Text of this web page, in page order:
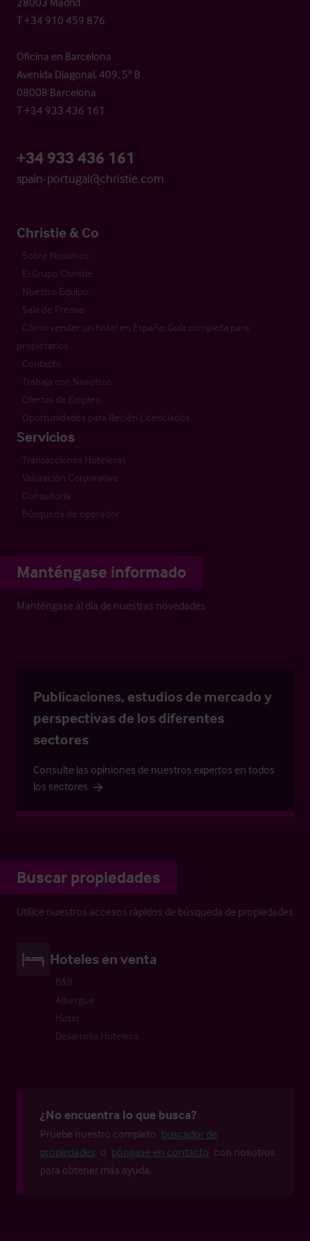
T +34 910 459 876
Oficina en Barcelona
Avenida Diagonal, 409, 5º B
08008 Barcelona
T +34 933 436 161
+34 933 436 161
spain-portugal@christie.com
Christie & Co
Sobre Nosotros
El Grupo Christie
Nuestro Equipo
Sala de Prensa
Cómo vender un hotel en España: Guía completa para
propietarios
Contacto
Trabaja con Nosotros
Ofertas de Empleo
Oportunidades para Recién Licenciados
Servicios
Transacciones Hoteleras
Valoración Corporativa
Consultoría
Búsqueda de operador
Manténgase informado
Manténgase al día de nuestras novedades
Publicaciones, estudios de mercado y
perspectivas de los diferentes
sectores
Consulte las opiniones de nuestros expertos en todos
los sectores
Buscar propiedades
Utilice nuestros accesos rápidos de búsqueda de propiedades
Hoteles en venta
B&B
Albergue
Hotel
Desarrollo Hotelero
¿No encuentra lo que busca?
Pruebe nuestro completo buscador de
propiedades o póngase en contacto con nosotros
para obtener más ayuda.